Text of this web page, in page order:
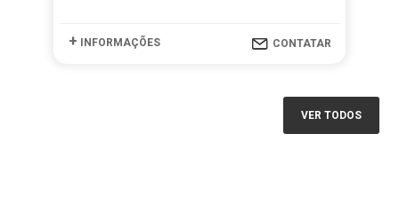
+ INFORMAÇÕES CONTATAR
VER TODOS